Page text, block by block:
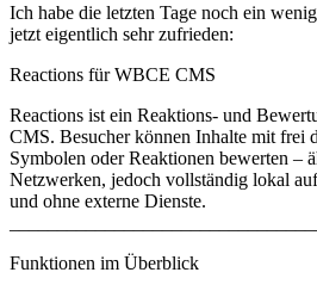
Ich habe die letzten Tage noch ein
jetzt eigentlich sehr zufrieden:
Reactions für WBCE CMS
Reactions ist ein Reaktions- und
CMS. Besucher können Inhalte mit frei
Symbolen oder Reaktionen bewerten –
Netzwerken, jedoch vollständig lokal
und ohne externe Dienste.
Funktionen im Überblick